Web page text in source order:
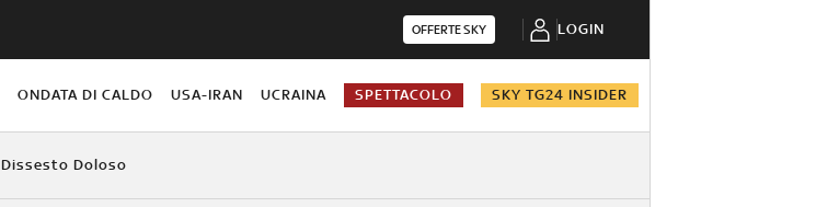
OFFERTE SKY LOGIN
ONDATA DI CALDO USA-IRAN UCRAINA SPETTACOLO SKY TG24 INSIDER
Dissesto Doloso